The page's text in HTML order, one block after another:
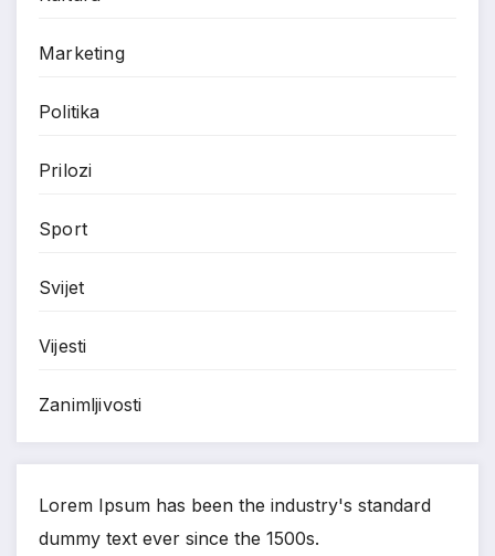
Marketing
Politika
Prilozi
Sport
Svijet
Vijesti
Zanimljivosti
Lorem Ipsum has been the industry's standard
dummy text ever since the 1500s.